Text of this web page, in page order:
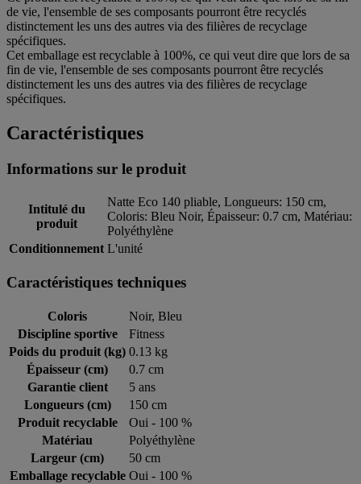
de vie, l'ensemble de ses composants pourront être recyclés
distinctement les uns des autres via des filières de recyclage
spécifiques.
Cet emballage est recyclable à 100%, ce qui veut dire que lors de sa
fin de vie, l'ensemble de ses composants pourront être recyclés
distinctement les uns des autres via des filières de recyclage
spécifiques.
Caractéristiques
Informations sur le produit
Intitulé du
produit
Natte Eco 140 pliable, Longueurs: 150 cm,
Coloris: Bleu Noir, Épaisseur: 0.7 cm, Matériau:
Polyéthylène
Conditionnement L'unité
Caractéristiques techniques
Coloris
Noir, Bleu
Discipline sportive
Fitness
Poids du produit (kg) 0.13 kg
Épaisseur (cm)
0.7 cm
Garantie client
5 ans
Longueurs (cm)
150 cm
Produit recyclable
Oui - 100 %
Matériau
Polyéthylène
Largeur (cm)
50 cm
Emballage recyclable Oui - 100 %